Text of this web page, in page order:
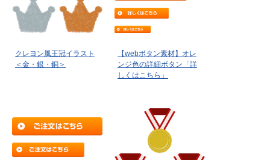
クレヨン風王冠イラスト
＜金・銀・銅＞
【webボタン素材】オレ
ンジ色の詳細ボタン「詳
しくはこちら」